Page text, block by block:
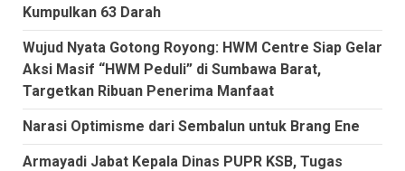
Kumpulkan 63 Darah
Wujud Nyata Gotong Royong: HWM Centre Siap Gelar
Aksi Masif “HWM Peduli” di Sumbawa Barat,
Targetkan Ribuan Penerima Manfaat
Narasi Optimisme dari Sembalun untuk Brang Ene
Armayadi Jabat Kepala Dinas PUPR KSB, Tugas